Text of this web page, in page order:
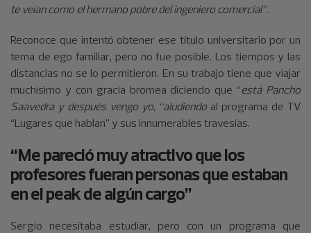
te veían como el hermano pobre del ingeniero comercial”.
Reconoce que intentó obtener ese título universitario por un
tema de ego familiar, pero no fue posible. Los tiempos y las
distancias no se lo permitieron. En su trabajo tiene que viajar
muchísimo y con gracia bromea diciendo que “está Pancho
Saavedra y después vengo yo, “aludiendo al programa de TV
“Lugares que hablan” y sus innumerables travesías.
“Me pareció muy atractivo que los
profesores fueran personas que estaban
en el peak de algún cargo”
Sergio necesitaba estudiar, pero con un programa que